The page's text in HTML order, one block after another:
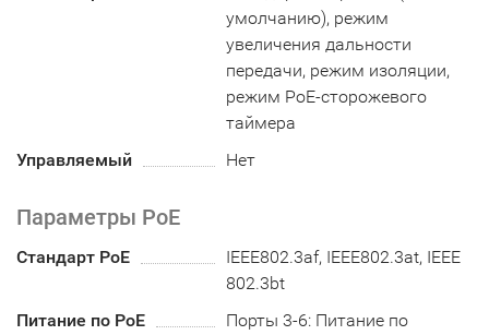
умолчанию), режим
увеличения дальности
передачи, режим изоляции,
режим PoE-сторожевого
таймера
Управляемый
Нет
Параметры PoE
Стандарт PoE
IEEE802.3af, IEEE802.3at, IEEE
802.3bt
Питание по PoE
Порты 3-6: Питание по